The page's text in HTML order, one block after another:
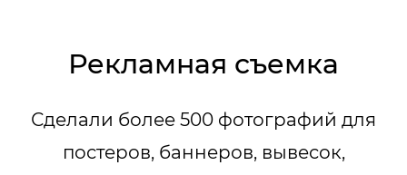
Рекламная съемка
Сделали более 500 фотографий для
постеров, баннеров, вывесок,